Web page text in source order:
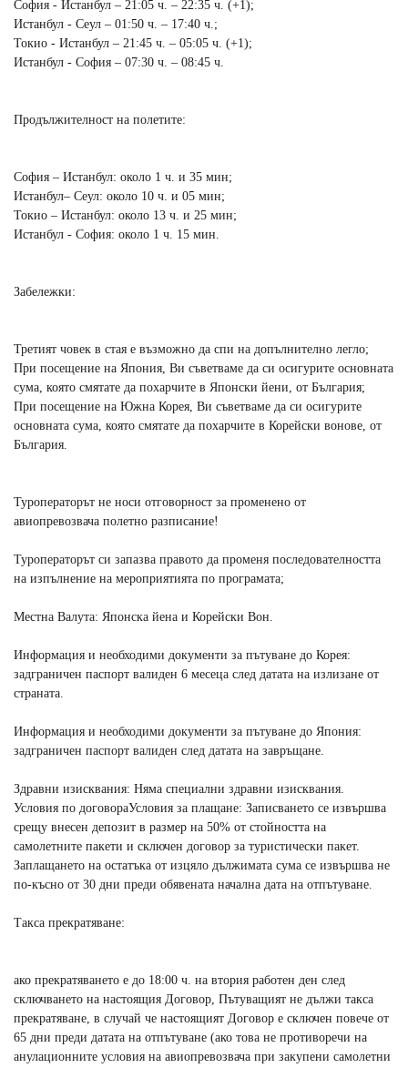
София - Истанбул – 21:05 ч. – 22:35 ч. (+1);
Истанбул - Сеул – 01:50 ч. – 17:40 ч.;
Токио - Истанбул – 21:45 ч. – 05:05 ч. (+1);
Истанбул - София – 07:30 ч. – 08:45 ч.
Продължителност на полетите:
София – Истанбул: около 1 ч. и 35 мин;
Истанбул– Сеул: около 10 ч. и 05 мин;
Токио – Истанбул: около 13 ч. и 25 мин;
Истанбул - София: около 1 ч. 15 мин.
Забележки:
Третият човек в стая е възможно да спи на допълнително легло;
При посещение на Япония, Ви съветваме да си осигурите основната
сума, която смятате да похарчите в Японски йени, от България;
При посещение на Южна Корея, Ви съветваме да си осигурите
основната сума, която смятате да похарчите в Корейски вонове, от
България.
Туроператорът не носи отговорност за променено от
авиопревозвача полетно разписание!
Туроператорът си запазва правото да променя последователността
на изпълнение на мероприятията по програмата;
Местна Валута: Японска йена и Корейски Вон.
Информация и необходими документи за пътуване до Корея:
задграничен паспорт валиден 6 месеца след датата на излизане от
страната.
Информация и необходими документи за пътуване до Япония:
задграничен паспорт валиден след датата на завръщане.
Здравни изисквания: Няма специални здравни изисквания.
Условия по договораУсловия за плащане: Записването се извършва
срещу внесен депозит в размер на 50% от стойността на
самолетните пакети и сключен договор за туристически пакет.
Заплащането на остатъка от изцяло дължимата сума се извършва не
по-късно от 30 дни преди обявената начална дата на отпътуване.
Такса прекратяване:
ако прекратяването е до 18:00 ч. на втория работен ден след
сключването на настоящия Договор, Пътуващият не дължи такса
прекратяване, в случай че настоящият Договор е сключен повече от
65 дни преди датата на отпътуване (ако това не противоречи на
анулационните условия на авиопревозвача при закупени самолетни